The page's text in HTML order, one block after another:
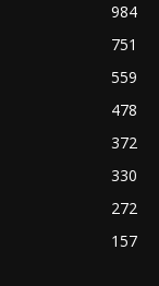
984
751
559
478
372
330
272
157